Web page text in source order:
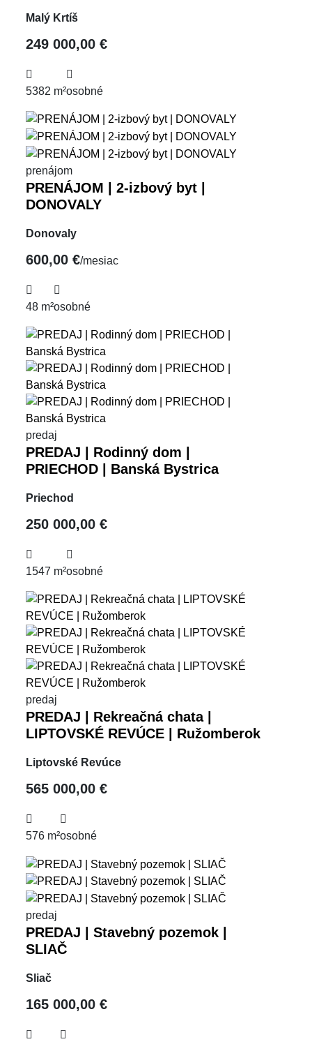
Malý Krtíš
249 000,00 €
5382 m²osobné
prenájom
PRENÁJOM | 2-izbový byt |
DONOVALY
Donovaly
600,00 €/mesiac
48 m²osobné
predaj
PREDAJ | Rodinný dom |
PRIECHOD | Banská Bystrica
Priechod
250 000,00 €
1547 m²osobné
predaj
PREDAJ | Rekreačná chata |
LIPTOVSKÉ REVÚCE | Ružomberok
Liptovské Revúce
565 000,00 €
576 m²osobné
predaj
PREDAJ | Stavebný pozemok |
SLIAČ
Sliač
165 000,00 €